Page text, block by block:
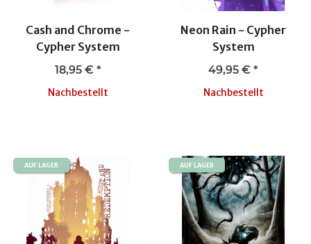
Cash and Chrome -
Cypher System
18,95 € *
Nachbestellt
Neon Rain - Cypher
System
49,95 € *
Nachbestellt
AUF LAGER AUF LAGER